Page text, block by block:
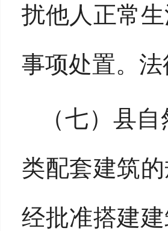
扰他人正常
事项处置。
（七）县
类配套建筑
经批准搭建